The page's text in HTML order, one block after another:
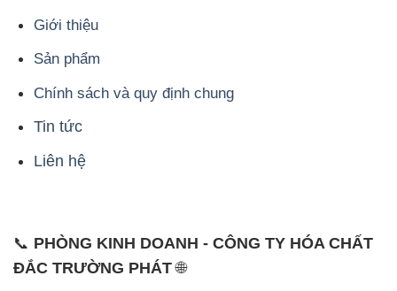
Giới thiệu
Sản phẩm
Chính sách và quy định chung
Tin tức
Liên hệ
📞 PHÒNG KINH DOANH - CÔNG TY HÓA CHẤT
ĐẮC TRƯỜNG PHÁT🌐